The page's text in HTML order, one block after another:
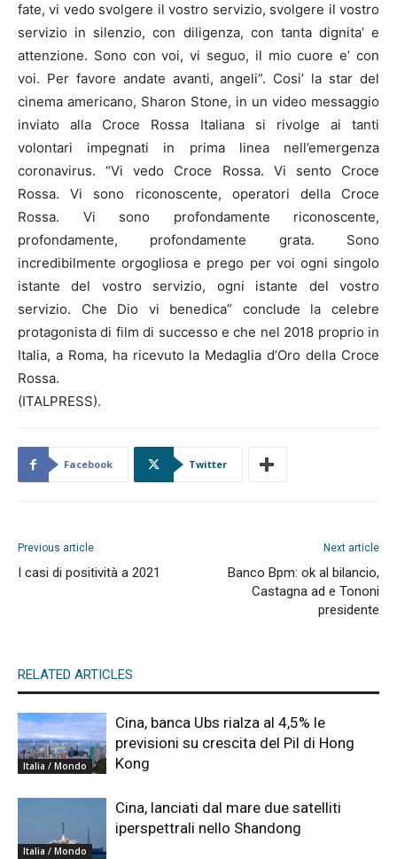
fate, vi vedo svolgere il vostro servizio, svolgere il vostro
servizio in silenzio, con diligenza, con tanta dignita’ e
attenzione. Sono con voi, vi seguo, il mio cuore e’ con
voi. Per favore andate avanti, angeli”. Cosi’ la star del
cinema americano, Sharon Stone, in un video messaggio
inviato alla Croce Rossa Italiana si rivolge ai tanti
volontari impegnati in prima linea nell’emergenza
coronavirus. “Vi vedo Croce Rossa. Vi sento Croce
Rossa. Vi sono riconoscente, operatori della Croce
Rossa. Vi sono profondamente riconoscente,
profondamente, profondamente grata. Sono
incredibilmente orgogliosa e prego per voi ogni singolo
istante del vostro servizio, ogni istante del vostro
servizio. Che Dio vi benedica” conclude la celebre
protagonista di film di successo e che nel 2018 proprio in
Italia, a Roma, ha ricevuto la Medaglia d’Oro della Croce
Rossa.
(ITALPRESS).
Facebook Twitter
Previous article
I casi di positività a 2021
Next article
Banco Bpm: ok al bilancio,
Castagna ad e Tononi
presidente
RELATED ARTICLES
Italia / Mondo
Cina, banca Ubs rialza al 4,5% le
previsioni su crescita del Pil di Hong
Kong
Italia / Mondo
Cina, lanciati dal mare due satelliti
iperspettrali nello Shandong